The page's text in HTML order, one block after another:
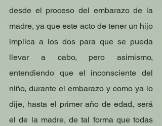
desde el proceso del embarazo de la
madre, ya que este acto de tener un hijo
implica a los dos para que se pueda
llevar a cabo, pero asimismo,
entendiendo que el inconsciente del
niño, durante el embarazo y como ya lo
dije, hasta el primer año de edad, será
el de la madre, de tal forma que todas